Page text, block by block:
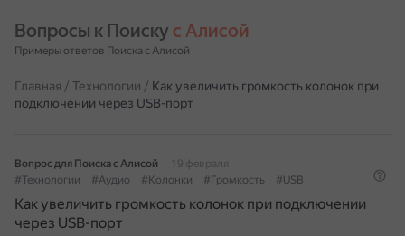
Вопросы к Поиску с Алисой
Примеры ответов Поиска с Алисой
Главная / Технологии / Как увеличить громкость колонок при
подключении через USB-порт
Вопрос для Поиска с Алисой
19 февраля
#Технологии
#Аудио #Колонки #Громкость #USB
Как увеличить громкость колонок при подключении
через USB-порт